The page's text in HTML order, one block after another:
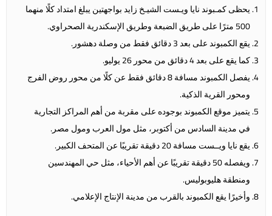
يحظى كمـبوند نايا ويـست الشيـخ زايد بواجهتين يبلغ امتداد كلًا منهما
500 مترًا على طريق الضبعة وطريق الإسكندرية الصحراوي.
يقع الكمبوند على بعد 3 دقائق فقط من وصلة دهشور.
كما يقع على بعد 4 دقائق من محور 26 يوليو.
يفصل الكمبوند مسافة 8 دقائق فقط عن كلًا من محور روض الفرج
ومحور القرية الذكية.
يتميز موقع الكمبوند بوجوده على مقربة من أهم المراكز التجارية
في مدينة السادس من أكتوبر، مثل مول العرب ومول مصر.
يقع نايا ويــست مسافة 20 دقيقة تقريبًا عن المتحف الكبير.
ويفصله 50 دقيقة تقريبًا عن أهم الأحياء، مثل حي المهندسين
ومنطقة هليوبوليس.
وأخيرًا يقع الكمبوند بالقرب من مدينة الإنتاج الإعلامي.